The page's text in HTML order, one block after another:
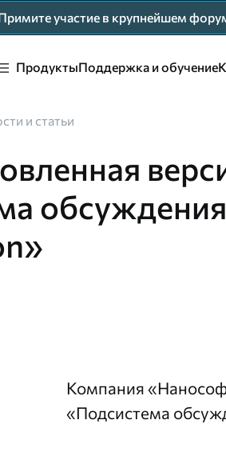
участие в крупнейшем
ПродуктыПоддержка и обучение
и статьи
Компания
«Подсистема